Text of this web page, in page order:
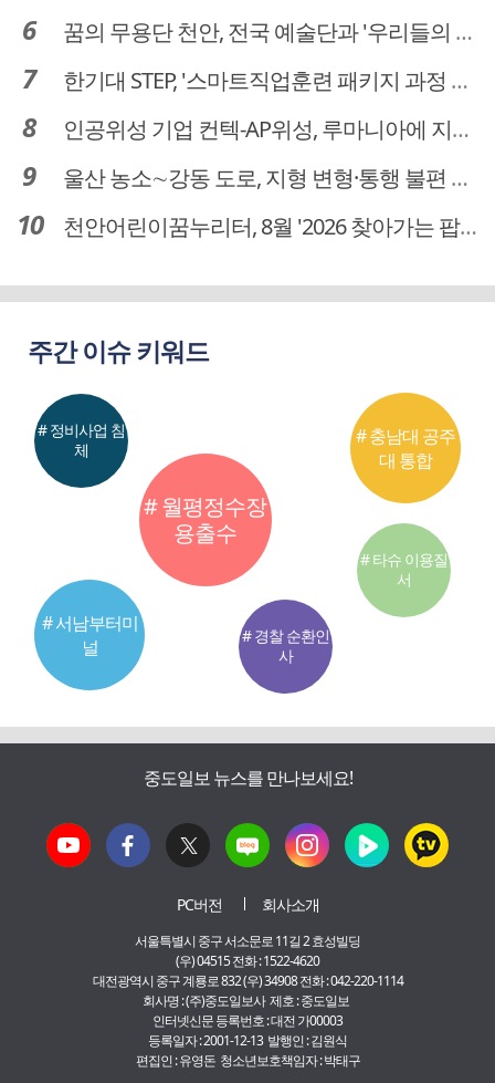
꿈의 무용단 천안, 전국 예술단과 '우리들의 하모니' 선보여
한기대 STEP, '스마트직업훈련 패키지 과정 3기' 모집
인공위성 기업 컨텍-AP위성, 루마니아에 지상국 시스템 전수
울산 농소∼강동 도로, 지형 변형·통행 불편 해법 찾는다
천안어린이꿈누리터, 8월 '2026 찾아가는 팝업놀이터' 운영
주간 이슈 키워드
# 월평정수장
용출수
# 서남부터미
널
# 충남대 공주
대 통합
# 정비사업 침
체
# 경찰 순환인
사
# 타슈 이용질
서
중도일보 뉴스를 만나보세요!
PC버전 회사소개
서울특별시 중구 서소문로 11길 2 효성빌딩
(우) 04515 전화 : 1522-4620
대전광역시 중구 계룡로 832 (우) 34908 전화 : 042-220-1114
회사명 : (주)중도일보사 제호 : 중도일보
인터넷신문 등록번호 : 대전 가00003
등록일자 : 2001-12-13 발행인 : 김원식
편집인 : 유영돈 청소년보호책임자 : 박태구